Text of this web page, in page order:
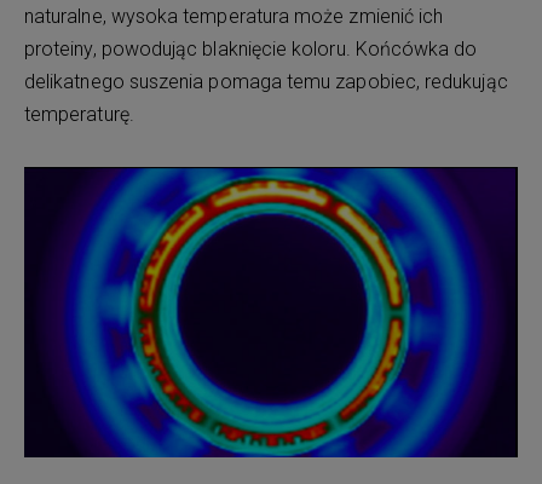
naturalne, wysoka temperatura może zmienić ich
proteiny, powodując blaknięcie koloru. Końcówka do
delikatnego suszenia pomaga temu zapobiec, redukując
temperaturę.